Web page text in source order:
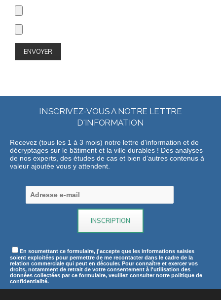
INSCRIVEZ-VOUS A NOTRE LETTRE
D'INFORMATION
Recevez (tous les 1 à 3 mois) notre lettre d'information et de
décryptages sur le bâtiment et la ville durables ! Des analyses
de nos experts, des études de cas et bien d’autres contenus à
valeur ajoutée vous y attendent.
En soumettant ce formulaire, j'accepte que les informations saisies
soient exploitées pour permettre de me recontacter dans le cadre de la
relation commerciale qui peut en découler. Pour connaître et exercer vos
droits, notamment de retrait de votre consentement à l'utilisation des
données collectées par ce formulaire, veuillez consulter notre politique de
confidentialité.